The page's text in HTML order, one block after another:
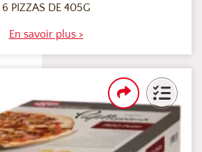
6 PIZZAS DE 405G
En savoir plus >